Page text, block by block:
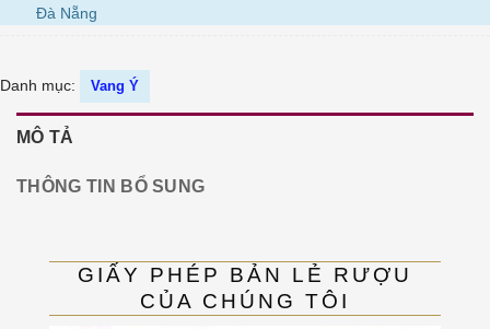
Đà Nẵng
Danh mục: Vang Ý
MÔ TẢ
THÔNG TIN BỔ SUNG
GIẤY PHÉP BẢN LẺ RƯỢU
CỦA CHÚNG TÔI